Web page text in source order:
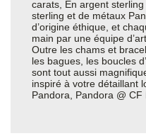
carats, En argent
sterling et de métaux
d’origine éthique, et
main par une équipe
Outre les chams et
les bagues, les boucles
sont tout aussi
inspiré à votre détaillant
Pandora, Pandora @